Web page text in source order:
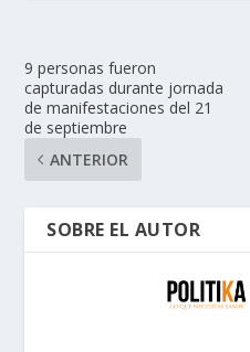
9 personas fueron
capturadas durante jornada
de manifestaciones del 21
de septiembre
ANTERIOR
SOBRE EL AUTOR